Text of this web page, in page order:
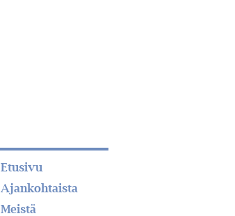
Etusivu
Ajankohtaista
Meistä